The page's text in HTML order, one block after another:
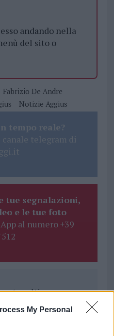
My Personal
andando nella
del sito o
Fabrizio De Andre
Notizie Aggius
tempo reale?
telegram di
tue segnalazioni,
e le tue foto
al numero +39
ultime news